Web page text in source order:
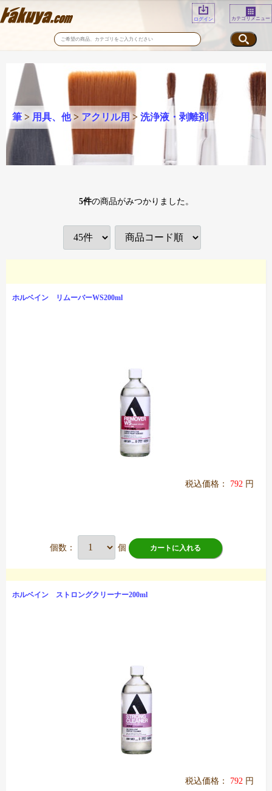
ログイン カテゴリメニュー
筆 > 用具、他> アクリル用 > 洗浄液・剥離剤
5件の商品がみつかりました。
ホルベイン リムーバーWS200ml
税込価格： 792 円
個数： 個 カートに入れる
ホルベイン ストロングクリーナー200ml
税込価格： 792 円